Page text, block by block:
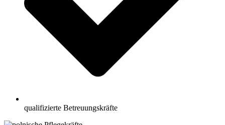
qualifizierte Betreuungskräfte